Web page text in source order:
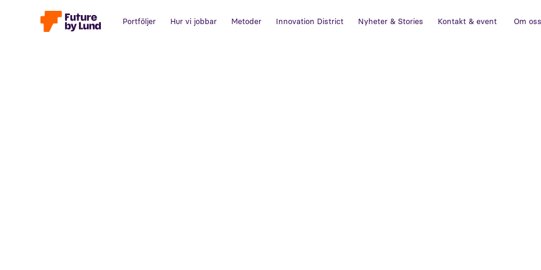
Portföljer Hur vi jobbar Metoder Innovation District Nyheter & Stories Kontakt & event Om